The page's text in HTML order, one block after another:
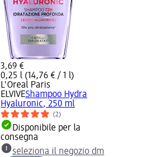
3,69 €
0,25 l (14,76 € / 1 l)
L'Oreal Paris
ELVIVEShampoo Hydra
Hyaluronic, 250 ml
(2)
Disponibile per la
consegna
seleziona il negozio dm